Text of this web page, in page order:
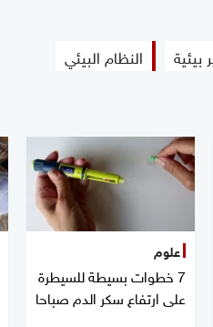
بيئية النظام البيئي
علوم
7 خطوات بسيطة للسيطرة
على ارتفاع سكر الدم صباحا